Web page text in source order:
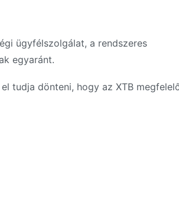
ügyfélszolgálat, a rendszeres
egyaránt.
tudja dönteni, hogy az XTB